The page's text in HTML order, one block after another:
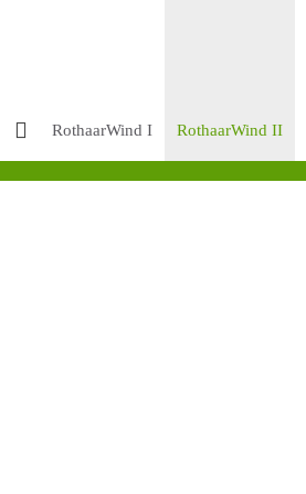
RothaarWind I RothaarWind II